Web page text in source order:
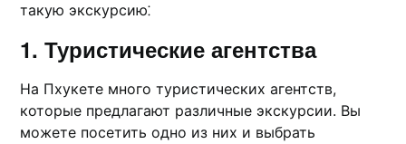
такую экскурсию⁚
1.​ Туристические агентства
На Пхукете много туристических агeнтств,
которые пpедлагают различные экскурсии.​ Вы
можете посетить одно из них и выбрать